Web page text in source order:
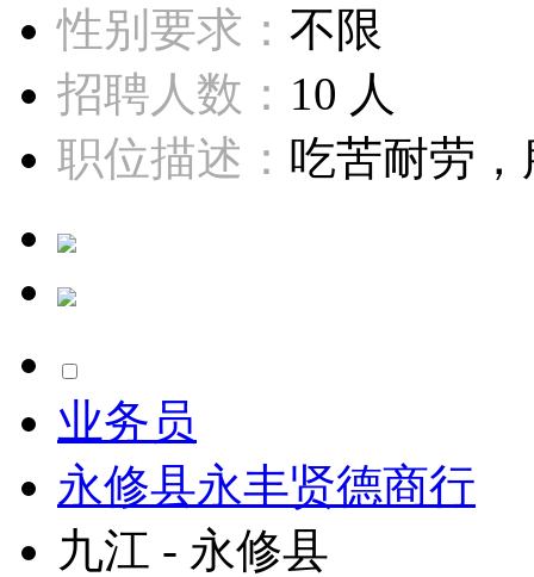
性别要求： 不限
招聘人数： 10 人
职位描述： 吃苦耐劳
业务员
永修县永丰贤德商行
九江 - 永修县